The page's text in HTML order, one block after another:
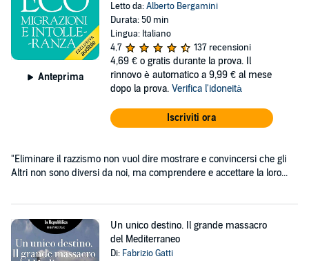
Anteprima
Letto da:Alberto Bergamini
Durata: 50 min
Lingua: Italiano
4,7
137 recensioni
4,69 € o gratis durante la prova. Il
rinnovo è automatico a 9,99 € al mese
dopo la prova. Verifica l'idoneità
Iscriviti ora
"Eliminare il razzismo non vuol dire mostrare e convincersi che gli
Altri non sono diversi da noi, ma comprendere e accettare la loro...
Un unico destino. Il grande massacro
del Mediterraneo
Di: Fabrizio Gatti